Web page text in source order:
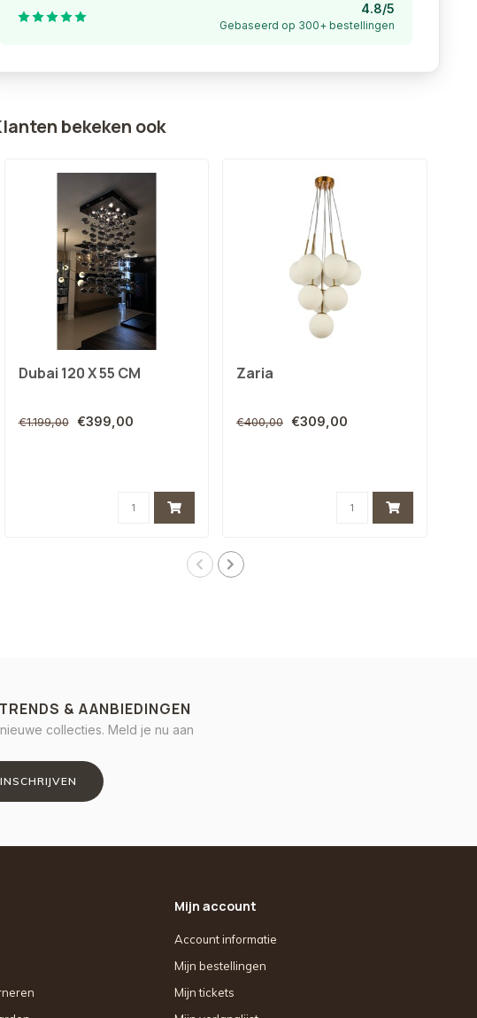
4.8/5
Gebaseerd op 300+ bestellingen
bekeken ook
Dubai 120 X 55 CM
€1.199,00 €399,00
Zaria
€400,00 €309,00
& AANBIEDINGEN
collecties. Meld je nu aan
INSCHRIJVEN
Mijn account
Account informatie
Mijn bestellingen
Mijn tickets